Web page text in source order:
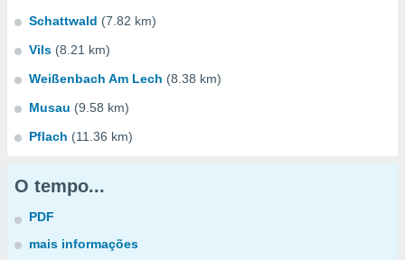
Schattwald (7.82 km)
Vils (8.21 km)
Weißenbach Am Lech (8.38 km)
Musau (9.58 km)
Pflach (11.36 km)
O tempo...
PDF
mais informações